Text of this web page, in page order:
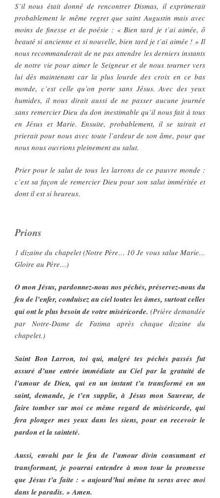
S’il nous était donné de rencontrer Dismas, il exprimerait
probablement le même regret que saint Augustin mais avec
moins de finesse et de poésie : « Bien tard je t’ai aimée, ô
beauté si ancienne et si nouvelle, bien tard je t’ai aimée ! » Il
nous recommanderait de ne pas attendre les derniers instants
de notre vie pour aimer le Seigneur et de nous tourner vers
lui dès maintenant car la plus lourde des croix en ce bas
monde, c’est celle qu’on porte sans Jésus. Avec des yeux
humides, il nous dirait aussi de ne passer aucune journée
sans remercier Dieu du don inestimable qu’il nous fait à tous
en Jésus et Marie. Ensuite, probablement, il se tairait et
prierait pour nous avec toute l’ardeur de son âme, pour que
nous nous ouvrions pleinement au salut.
Prier pour le salut de tous les larrons de ce pauvre monde :
c’est sa façon de remercier Dieu pour son salut imméritée et
dont il est si heureux.
Prions
1 dizaine du chapelet (Notre Père… 10 Je vous salue Marie…
Gloire au Père…)
O mon Jésus, pardonnez-nous nos péchés, préservez-nous du
feu de l’enfer, conduisez au ciel toutes les âmes, surtout celles
qui ont le plus besoin de votre miséricorde. (Prière demandée
par Notre-Dame de Fatima après chaque dizaine du
chapelet.)
Saint Bon Larron, toi qui, malgré tes péchés passés fut
assuré d’une entrée immédiate au Ciel par la gratuité de
l’amour de Dieu, qui en un instant t’a transformé en un
saint, demande, je t’en supplie, à Jésus mon Sauveur, de
faire tomber sur moi ce même regard de miséricorde, qui
fera plonger mes yeux dans les siens, pour en recevoir le
pardon et la sainteté.
Aussi, envahi par le feu de l’amour divin consumant et
transformant, je pourrai entendre à mon tour la promesse
que Jésus t’a faite : « aujourd’hui même tu seras avec moi
dans le paradis. » Amen.